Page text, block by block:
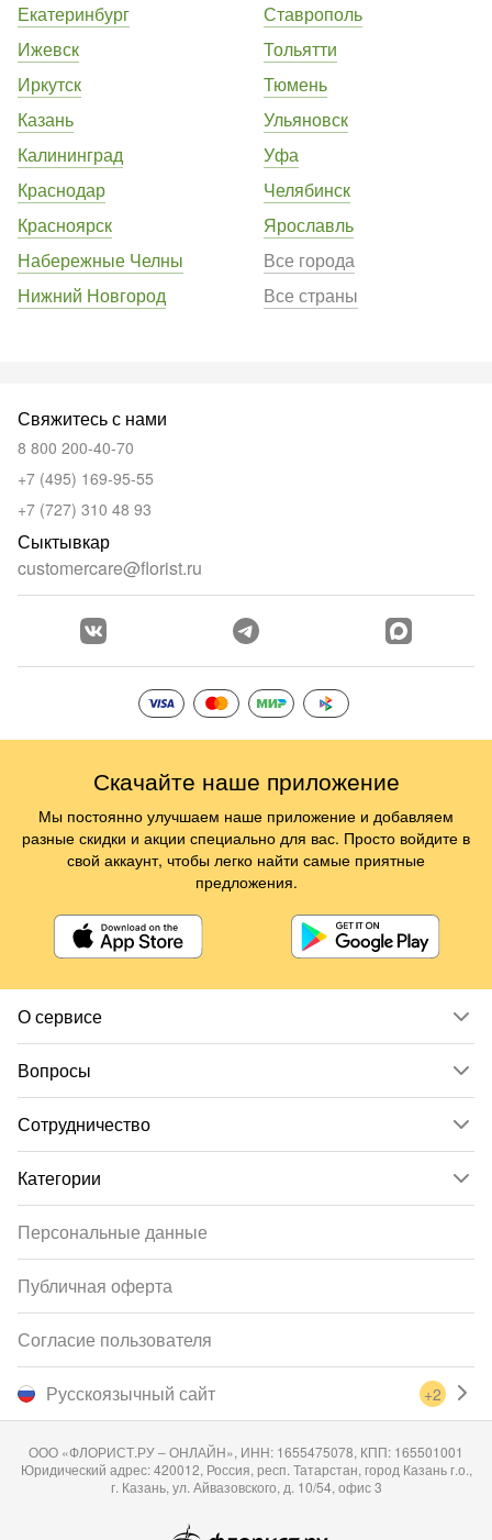
Екатеринбург
Ижевск
Иркутск
Казань
Калининград
Краснодар
Красноярск
Набережные Челны
Нижний Новгород
Ставрополь
Тольятти
Тюмень
Ульяновск
Уфа
Челябинск
Ярославль
Все города
Все страны
О сервисе
Вопросы
Сотрудничество
Категории
Свяжитесь с нами
8 800 200-40-70
+7 (495) 169-95-55
+7 (727) 310 48 93
Сыктывкар
customercare@florist.ru
Русскоязычный сайт +2
Персональные данные
Публичная оферта
Согласие пользователя
ООО «ФЛОРИСТ.РУ – ОНЛАЙН», ИНН: 1655475078, КПП: 165501001
Юридический адрес: 420012, Россия, респ. Татарстан, город Казань г.о.,
г. Казань, ул. Айвазовского, д. 10/54, офис 3
Скачайте наше приложение
Мы постоянно улучшаем наше приложение и добавляем
разные скидки и акции специально для вас. Просто войдите в
свой аккаунт, чтобы легко найти самые приятные
предложения.